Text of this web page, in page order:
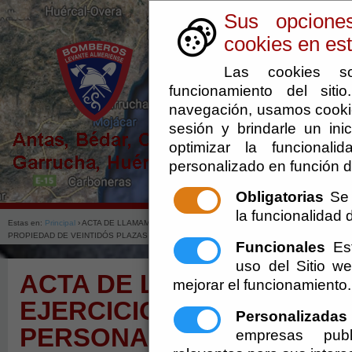
Sus
cookies en
Las cookies
funcionamiento del
navegación, usamos
sesión y brindarle un
optimizar la
personalizado en función
Obligatorias
la funcionalidad
Funcionales
uso del Sitio
mejorar el funcionamiento.
Personalizadas
empresas
Estas en: Principal › ACTA DE LLAMAMIENTO DEL CUARTO EJERCICIO (APTITUDES Y
PROPIEDAD DE VEINTIDÓS PLAZAS DE BOMBERO CONDUCTOR
ACTA DE LLAMAMIENTO
EJERCICIO (APTITUDES
PERSONALES) DE LA